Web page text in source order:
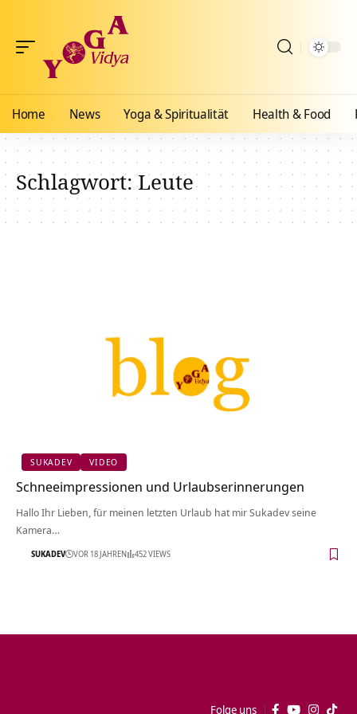
Home News Yoga & Spiritualität Health & Food
Schlagwort:Leute
SUKADEV VIDEO
Schneeimpressionen und Urlaubserinnerungen
Hallo Ihr Lieben, für meinen letzten Urlaub hat mir Sukadev seine
Kamera…
SUKADEV VOR 18 JAHREN 452 VIEWS
Folge uns